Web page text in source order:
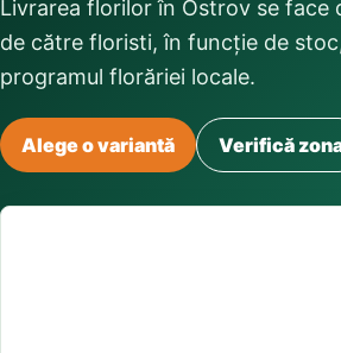
Livrarea florilor în Ostrov se face
de către floristi, în funcție de
programul florăriei locale.
Alege o variantă Verifică